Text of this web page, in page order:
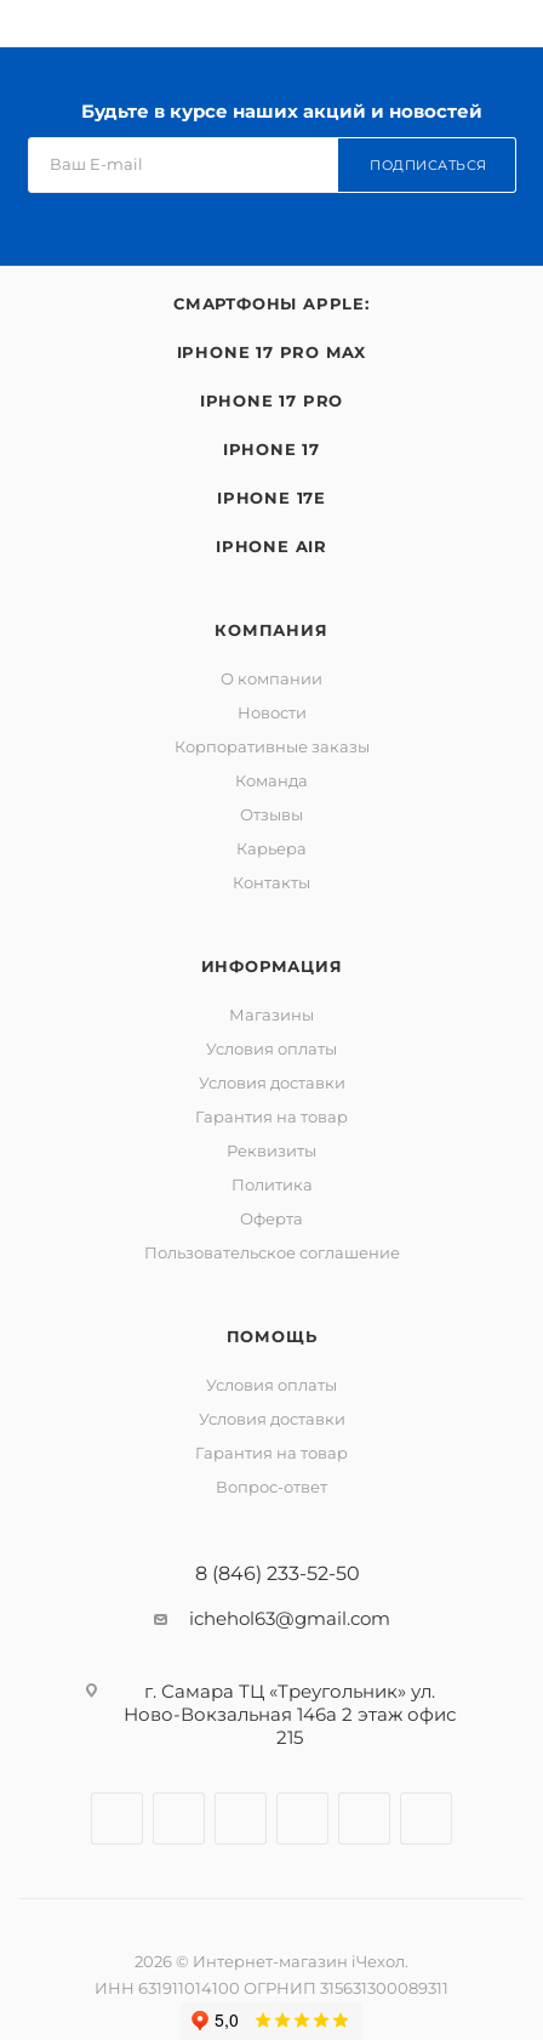
Будьте в курсе наших акций и новостей
ПОДПИСАТЬСЯ
СМАРТФОНЫ APPLE:
IPHONE 17 PRO MAX
IPHONE 17 PRO
IPHONE 17
IPHONE 17E
IPHONE AIR
КОМПАНИЯ
О компании
Новости
Корпоративные заказы
Команда
Отзывы
Карьера
Контакты
ИНФОРМАЦИЯ
Магазины
Условия оплаты
Условия доставки
Гарантия на товар
Реквизиты
Политика
Оферта
Пользовательское соглашение
ПОМОЩЬ
Условия оплаты
Условия доставки
Гарантия на товар
Вопрос-ответ
8 (846) 233-52-50
ichehol63@gmail.com
г. Самара ТЦ «Треугольник» ул.
Ново-Вокзальная 146а 2 этаж офис
215
2026 © Интернет-магазин iЧехол.
ИНН 631911014100 ОГРНИП 315631300089311